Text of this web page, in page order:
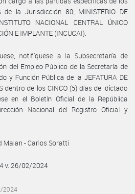
de la Jurisdicción 80, MINISTERIO DE
NACIONAL CENTRAL ÚNICO
E IMPLANTE (INCUCAI).
notifíquese a la Subsecretaría de
del Empleo Público de la Secretaría de
y Función Pública de la JEFATURA DE
dentro de los CINCO (5) días del dictado
en el Boletín Oficial de la República
Nacional del Registro Oficial y
Malan - Carlos Soratti
v. 26/02/2024
2024